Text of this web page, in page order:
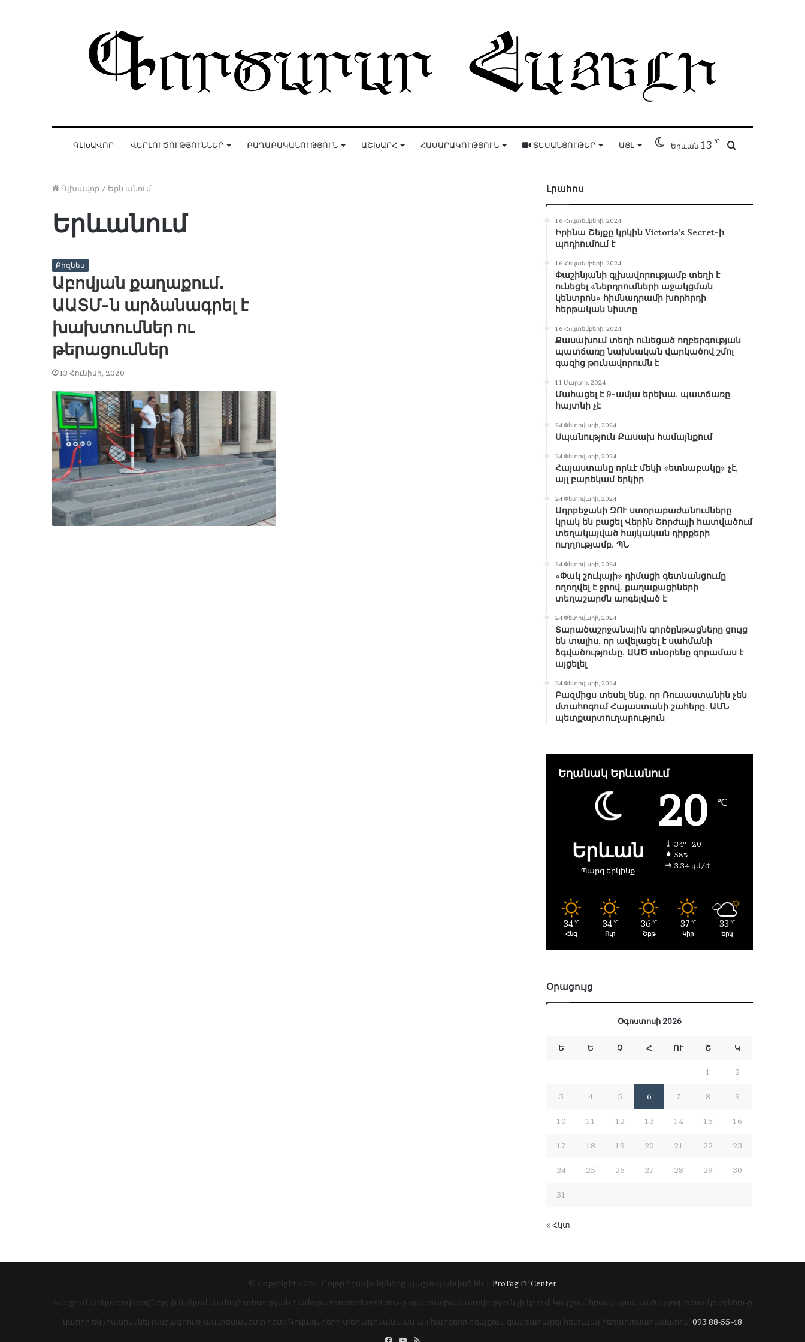
ԳԼԽԱՎՈՐ ՎԵՐԼՈՒԾՈՒԹՅՈՒՆՆԵՐ ՔԱՂԱՔԱԿԱՆՈՒԹՅՈՒՆ ԱՇԽԱՐՀ ՀԱՍԱՐԱԿՈՒԹՅՈՒՆ ՏԵՍԱՆՅՈՒԹԵՐ ԱՅԼ Երևան 13 ℃
Գլխավոր / Երևանում
Երևանում
Բիզնես
Աբովյան քաղաքում․
ԱԱՏՄ-ն արձանագրել է
խախտումներ ու
թերացումներ
13 Հունիսի, 2020
Լրահոս
16 Հոկտեմբերի, 2024
Իրինա Շեյքը կրկին Victoria’s Secret-ի
պոդիումում է
16 Հոկտեմբերի, 2024
Փաշինյանի գլխավորությամբ տեղի է
ունեցել «Ներդրումների աջակցման
կենտրոն» հիմնադրամի խորհրդի
հերթական նիստը
16 Հոկտեմբերի, 2024
Քասախում տեղի ունեցած ողբերգության
պատճառը նախնական վարկածով շմոլ
գազից թունավորումն է
11 Մարտի, 2024
Մահացել է 9-ամյա երեխա. պատճառը
հայտնի չէ
24 Փետրվարի, 2024
Սպանություն Քասախ համայնքում
24 Փետրվարի, 2024
Հայաստանը որևէ մեկի «ետնաբակը» չէ,
այլ բարեկամ երկիր
24 Փետրվարի, 2024
Ադրբեջանի ԶՈՒ ստորաբաժանումները
կրակ են բացել Վերին Շորժայի հատվածում
տեղակայված հայկական դիրքերի
ուղղությամբ. ՊՆ
24 Փետրվարի, 2024
«Փակ շուկայի» դիմացի գետնանցումը
ողողվել է ջրով. քաղաքացիների
տեղաշարժն արգելված է
24 Փետրվարի, 2024
Տարածաշրջանային գործընթացները ցույց
են տալիս, որ ավելացել է սահմանի
ձգվածությունը. ԱԱԾ տնօրենը զորամաս է
այցելել
24 Փետրվարի, 2024
Բազմիցս տեսել ենք, որ Ռուսաստանին չեն
մտահոգում Հայաստանի շահերը. ԱՄՆ
պետքարտուղարություն
Եղանակ Երևանում
Երևան
Պարզ երկինք
20 ℃
34º - 20º
58%
3.34 կմ/ժ
34 ℃
Հնգ
34 ℃
Ուր
36 ℃
Շբթ
37 ℃
Կիր
33 ℃
Երկ
Օրացույց
Օգոստոսի 2026
Ե Ե Չ Հ ՈՒ Շ Կ
1 2
3 4 5 6 7 8 9
10 11 12 13 14 15 16
17 18 19 20 21 22 23
24 25 26 27 28 29 30
31
« Հկտ
© Copyright 2026, Բոլոր իրավունքները պաշտպանված են | ProTag IT Center
Կայքում առկա գովազդ(ներ)-ի և/կամ մամուլի տեսության համար «gorcararhayeli.am»-ը պատասխանատվություն չի կրում: Կայքում հրապարակված այլոց տեսակետ(ներ)-ը
կարող են չհամընկնել խմբագրության տեսակետի հետ: Գովազնդերի տեղադրման կամ այլ հարցերի դեպքում զանգահարել հետևյալ հեռախոսահամարով՝ 093 88-55-48